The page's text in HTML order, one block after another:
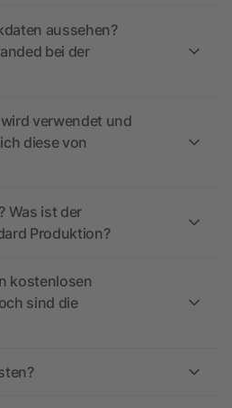
aussehen?
bei der
verwendet und
diese von
Was ist der
Produktion?
kostenlosen
sind die